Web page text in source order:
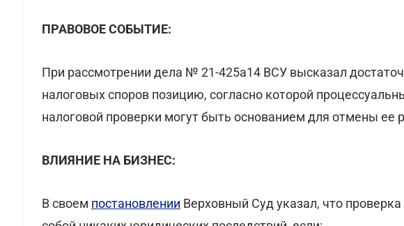
ПРАВОВОЕ СОБЫТИЕ:
При рассмотрении дела № 21-425а14 ВСУ высказал
налоговых споров позицию, согласно которой
налоговой проверки могут быть основанием для отмены ее
ВЛИЯНИЕ НА БИЗНЕС:
В своем постановлении Верховный Суд указал, что